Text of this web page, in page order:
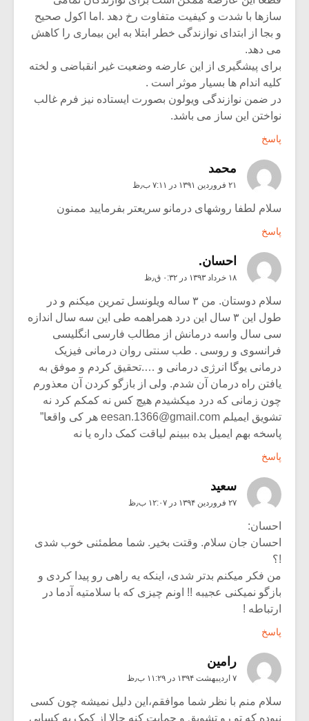
سازها با شدت و کیفیت متفاوت رخ دهد .اما اکول صحیح
و بجا از ابتدای نوازندگی خطر ابتلا به این بیماری را کاهش
می دهد.
برای پیشگیری از این عارضه وضعیت غیر انقباضی و لخته
کلیه اندام ها بسیار موثر است .
در ضمن نوازندگی ویولون بصورت ایستاده نیز فرم غالب
نواختن این ساز می باشد.
پاسخ
محمد
۲۱ فروردین ۱۳۹۱ در ۷:۱۱ ب٫ظ
سلام لطفا روشهای درمانو سریعتر بفرمایید ممنون
پاسخ
احسان.
۱۸ خرداد ۱۳۹۳ در ۰:۳۲ ق٫ظ
سلام دوستان. من ۳ ساله ویلونسل تمرین میکنم و در
طول این ۳ سال این درد همراهمه طى این سه سال اندازه
سى سال واسه درمانش از مطالب فارسى انگلیسى
فرانسوى و روسى . طب سنتى روان درمانى فیزیک
درمانى یوگا انرژى درمانى و ….تحقیق کردم و موفق به
یافتن راه درمان آن شدم. ولى از بازگو کردن آن معذورم
چون زمانى که درد میکشیدم هیچ کس نه کمکم کرد نه
تشویق ایمیلم eesan.1366@gmail.com هر کى واقعا”
پاسخه بهم ایمیل بده ببینم لیاقت کمک داره یا نه
پاسخ
سعید
۲۷ فروردین ۱۳۹۴ در ۱۲:۰۷ ب٫ظ
احسان:
احسان جان سلام. وقتت بخیر. شما مطمئنی خوب شدی
!؟
من فکر میکنم بدتر شدی، اینکه یه راهی رو پیدا کردی و
بازگو نمیکنی عجیبه !! اونم چیزی که با سلامتیه آدما در
ارتباطه !
پاسخ
رامین
۷ اردیبهشت ۱۳۹۴ در ۱۱:۲۹ ب٫ظ
سلام منم با نظر شما موافقم،این دلیل نمیشه چون کسی
نبوده که تو رو تشویق و حمایت کنه حالا از کمک به کسایی